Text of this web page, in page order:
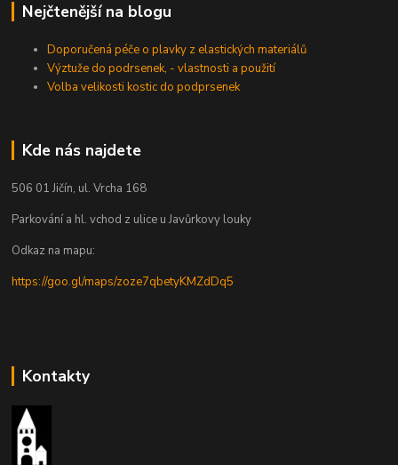
Nejčtenější na blogu
Doporučená péče o plavky z elastických materiálů
Výztuže do podrsenek, - vlastnosti a použití
Volba velikosti kostic do podprsenek
Kde nás najdete
506 01 Jičín, ul. Vrcha 168
Parkování a hl. vchod z ulice u Javůrkovy louky
Odkaz na mapu:
https://goo.gl/maps/zoze7qbetyKMZdDq5
Kontakty